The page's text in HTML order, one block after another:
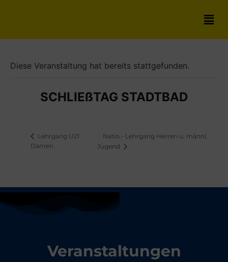
Diese Veranstaltung hat bereits stattgefunden.
SCHLIEßTAG STADTBAD
Lehrgang U21
Damen
Natio.- Lehrgang Herren u. männl.
Jugend
Veranstaltungen